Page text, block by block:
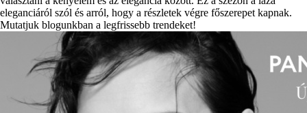
eleganciáról szól és arról, hogy a részletek végre főszerepet kapnak.
Mutatjuk blogunkban a legfrissebb trendeket!